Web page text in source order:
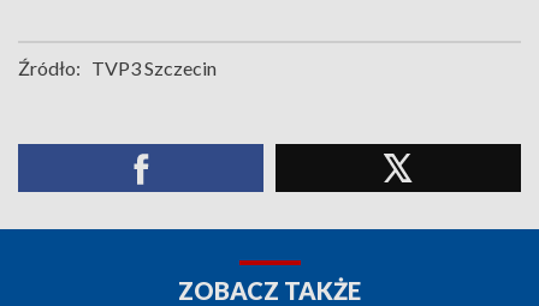
Źródło: TVP3 Szczecin
ZOBACZ TAKŻE